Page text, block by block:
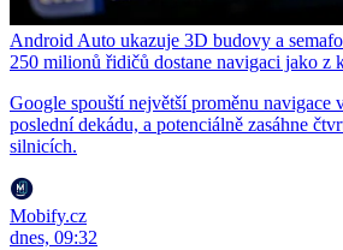
Android Auto ukazuje 3D budovy a
250 milionů řidičů dostane navigaci jako z
Google spouští největší proměnu navigace
poslední dekádu, a potenciálně zasáhne
silnicích.
Mobify.cz
dnes, 09:32